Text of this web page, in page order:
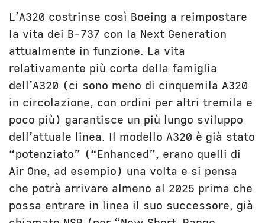
L’A320 costrinse così Boeing a reimpostare
la vita dei B-737 con la Next Generation
attualmente in funzione. La vita
relativamente più corta della famiglia
dell’A320 (ci sono meno di cinquemila A320
in circolazione, con ordini per altri tremila e
poco più) garantisce un più lungo sviluppo
dell’attuale linea. Il modello A320 è già stato
“potenziato” (“Enhanced”, erano quelli di
Air One, ad esempio) una volta e si pensa
che potrà arrivare almeno al 2025 prima che
possa entrare in linea il suo successore, già